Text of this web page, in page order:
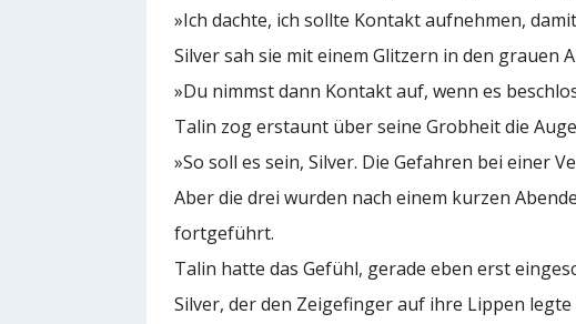
»Ich dachte, ich sollte Kontakt aufnehmen,
Silver sah sie mit einem Glitzern in den grauen
»Du nimmst dann Kontakt auf, wenn es
Talin zog erstaunt über seine Grobheit die
»So soll es sein, Silver. Die Gefahren bei einer
Aber die drei wurden nach einem kurzen
fortgeführt.
Talin hatte das Gefühl, gerade eben erst
Silver, der den Zeigefinger auf ihre Lippen